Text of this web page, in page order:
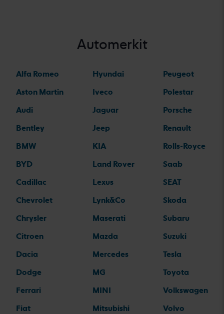
Automerkit
Alfa Romeo
Aston Martin
Audi
Bentley
BMW
BYD
Cadillac
Chevrolet
Chrysler
Citroen
Dacia
Dodge
Ferrari
Fiat
Hyundai
Iveco
Jaguar
Jeep
KIA
Land Rover
Lexus
Lynk&Co
Maserati
Mazda
Mercedes
MG
MINI
Mitsubishi
Peugeot
Polestar
Porsche
Renault
Rolls-Royce
Saab
SEAT
Skoda
Subaru
Suzuki
Tesla
Toyota
Volkswagen
Volvo